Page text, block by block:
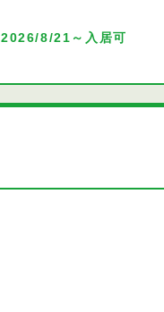
2026/8/21～入居可